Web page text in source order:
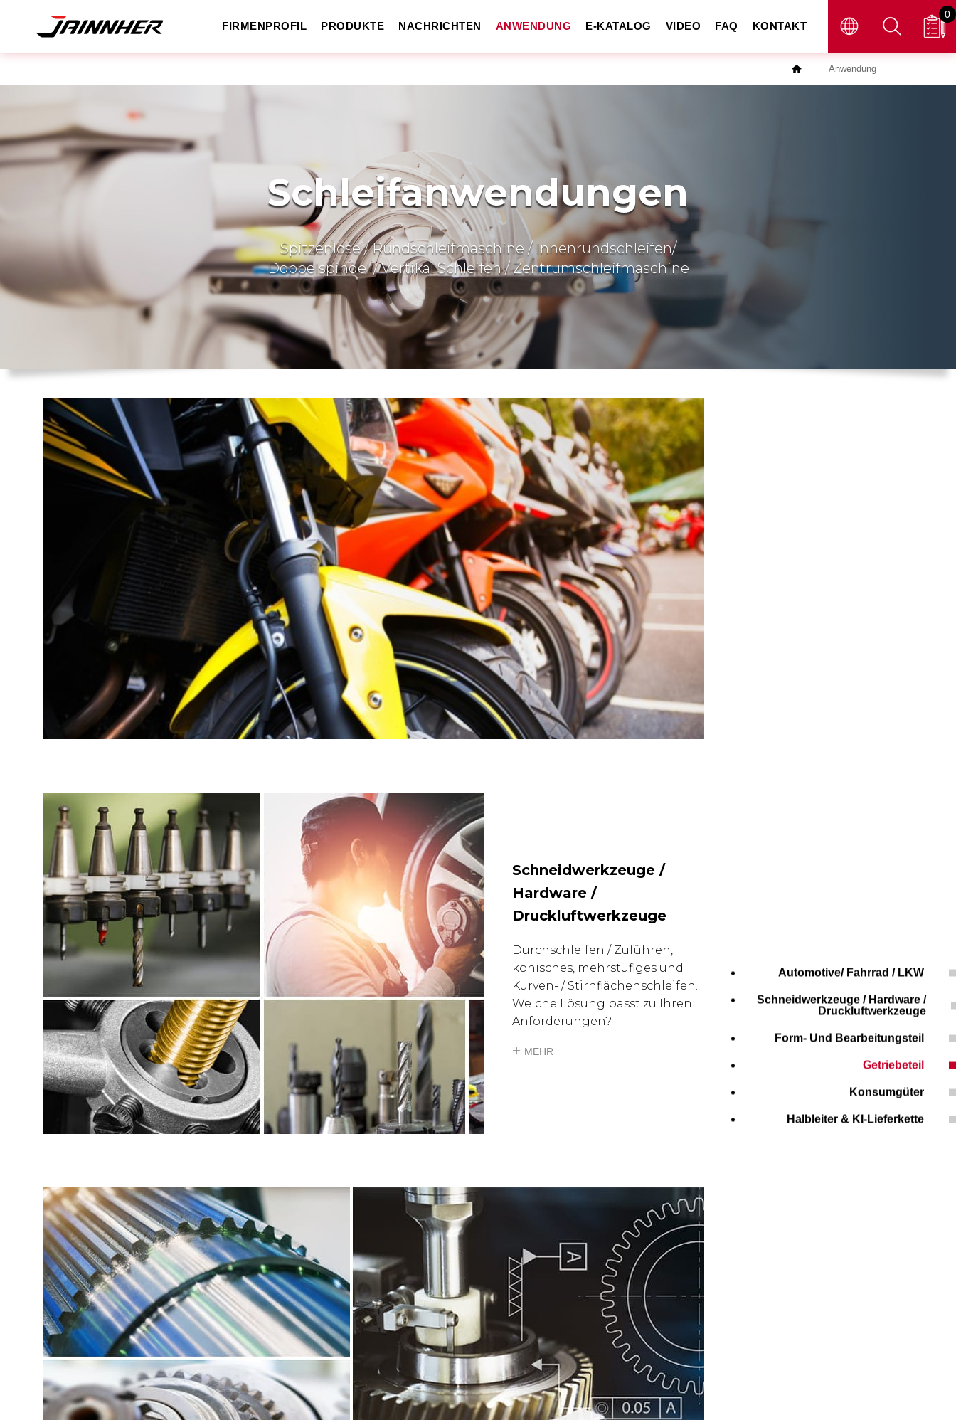
FIRMENPROFIL PRODUKTE NACHRICHTEN ANWENDUNG E-KATALOG VIDEO FAQ KONTAKT
0
Anwendung
Schleifanwendungen
Spitzenlose / Rundschleifmaschine / Innenrundschleifen/
Doppelspindel / Vertikal Schleifen / Zentrumschleifmaschine
Schneidwerkzeuge /
Hardware /
Druckluftwerkzeuge
Durchschleifen / Zuführen,
konisches, mehrstufiges und
Kurven- / Stirnflächenschleifen.
Welche Lösung passt zu Ihren
Anforderungen?
MEHR
Automotive/ Fahrrad / LKW
Schneidwerkzeuge / Hardware /
Druckluftwerkzeuge
Form- Und Bearbeitungsteil
Getriebeteil
Konsumgüter
Halbleiter & KI-Lieferkette